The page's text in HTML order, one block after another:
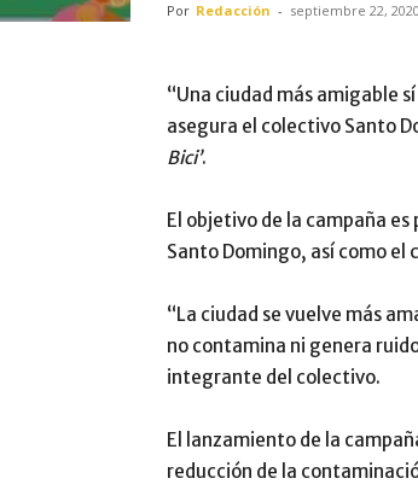
Por Redacción - septiembre 22, 2020
“Una ciudad más amigable
asegura el colectivo Santo
Bici’.
El objetivo de la campaña
Santo Domingo, así como el
“La ciudad se vuelve más
no contamina ni genera
integrante del colectivo.
El lanzamiento de la
reducción de la